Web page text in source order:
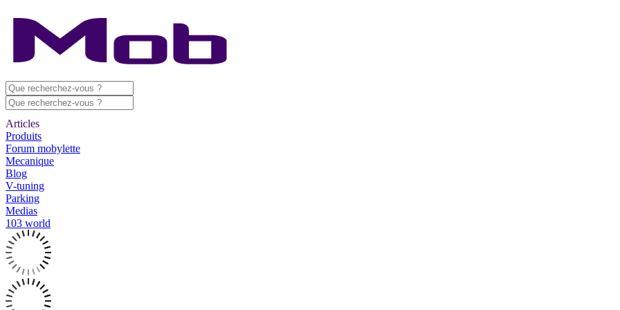
Articles
Produits
Forum mobylette
Mecanique
Blog
V-tuning
Parking
Medias
103 world